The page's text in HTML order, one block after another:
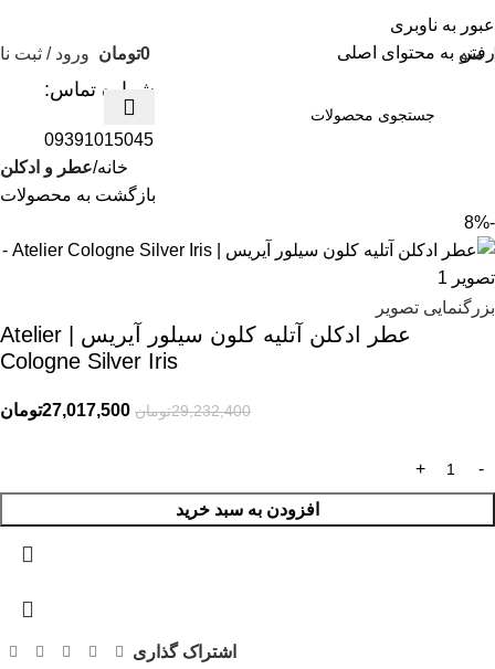
عبور به ناوبری
رفتن به محتوای اصلی
منو 0تومان ورود / ثبت
شماره تماس:
09391015045
خانه عطر و ادکلن
بازگشت به محصولات
-8%
بزرگنمایی تصویر
عطر ادکلن آتلیه کلون سیلور آیریس | Atelier
Cologne Silver Iris
29,232,400تومان 27,017,500تومان
افزودن به سبد خرید
اشتراک گذاری